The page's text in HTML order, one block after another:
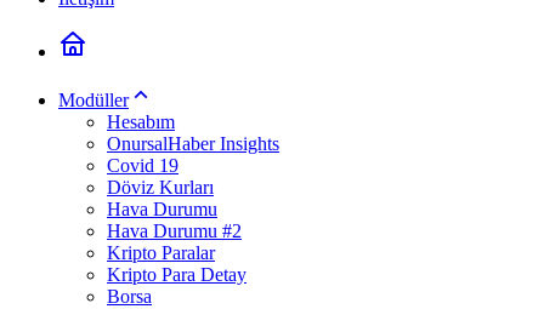
Modüller
Hesabım
OnursalHaber Insights
Covid 19
Döviz Kurları
Hava Durumu
Hava Durumu #2
Kripto Paralar
Kripto Para Detay
Borsa